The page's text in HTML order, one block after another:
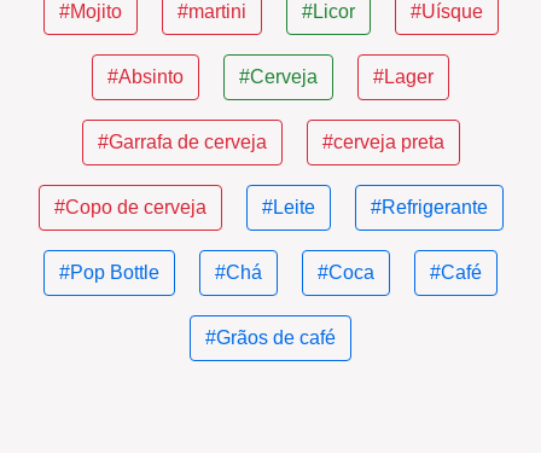
#Mojito #martini #Licor #Uísque
#Absinto #Cerveja #Lager
#Garrafa de cerveja #cerveja preta
#Copo de cerveja #Leite #Refrigerante
#Pop Bottle #Chá #Coca #Café
#Grãos de café